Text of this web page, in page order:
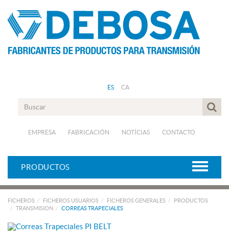
ES CA
EMPRESA FABRICACIÓN NOTÍCIAS CONTACTO
PRODUCTOS
FICHEROS FICHEROS USUARIOS FICHEROS GENERALES
PRODUCTOS
TRANSMISION
CORREAS TRAPECIALES